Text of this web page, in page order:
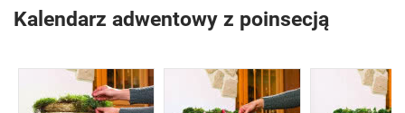
Kalendarz adwentowy z poinsecją